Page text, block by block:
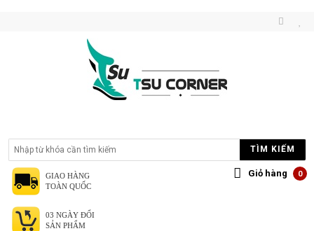
TÌM KIẾM
Giỏ hàng 0
GIAO HÀNG
TOÀN QUỐC
03 NGÀY ĐỔI
SẢN PHẨM